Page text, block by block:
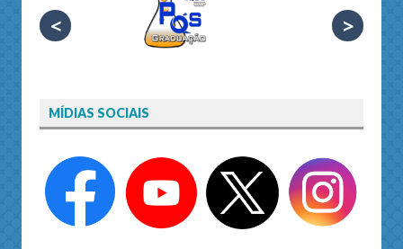
< >
MÍDIAS SOCIAIS